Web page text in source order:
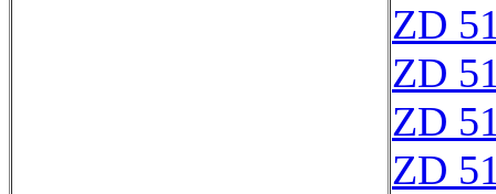
ZD
ZD
ZD
ZD